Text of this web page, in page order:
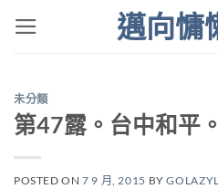
邁向慵
未分類
第47露。台中和平
POSTED ON7 9 月, 2015 BY